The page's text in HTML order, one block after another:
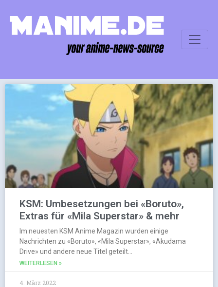
KSM: Umbesetzungen bei «Boruto»,
Extras für «Mila Superstar» & mehr
Im neuesten KSM Anime Magazin wurden einige
Nachrichten zu «Boruto», «Mila Superstar», «Akudama
Drive» und andere neue Titel geteilt…
WEITERLESEN »
4. März 2022